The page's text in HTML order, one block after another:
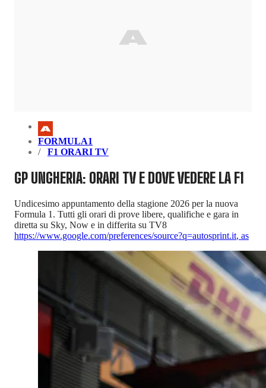
FORMULA1
F1 ORARI TV
GP UNGHERIA: ORARI TV E DOVE VEDERE LA F1
Undicesimo appuntamento della stagione 2026 per la nuova
Formula 1. Tutti gli orari di prove libere, qualifiche e gara in
diretta su Sky, Now e in differita su TV8
https://www.google.com/preferences/source?q=autosprint.it, as